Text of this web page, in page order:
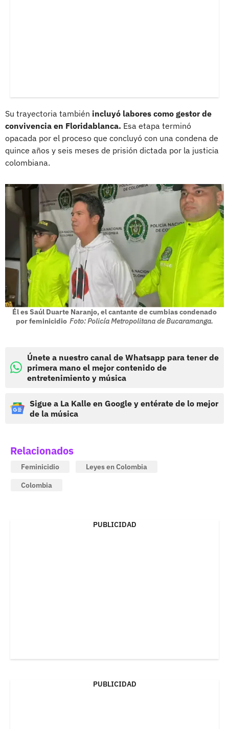
Su trayectoria también incluyó labores como gestor de
convivencia en Floridablanca. Esa etapa terminó
opacada por el proceso que concluyó con una condena de
quince años y seis meses de prisión dictada por la justicia
colombiana.
Él es Saúl Duarte Naranjo, el cantante de cumbias condenado
por feminicidio Foto: Policía Metropolitana de Bucaramanga.
Únete a nuestro canal de Whatsapp para tener de
primera mano el mejor contenido de
entretenimiento y música
Sigue a La Kalle en Google y entérate de lo mejor
de la música
Relacionados
Feminicidio
Leyes en Colombia
Colombia
PUBLICIDAD
PUBLICIDAD